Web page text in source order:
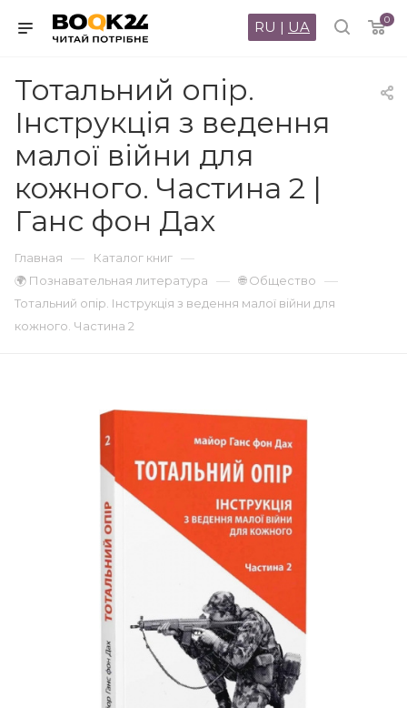
0
RU | UA
Тотальний опір.
Інструкція з ведення
малої війни для
кожного. Частина 2 |
Ганс фон Дах
Главная — Каталог книг —
🌍 Познавательная литература — 🌐 Общество —
Тотальний опір. Інструкція з ведення малої війни для
кожного. Частина 2